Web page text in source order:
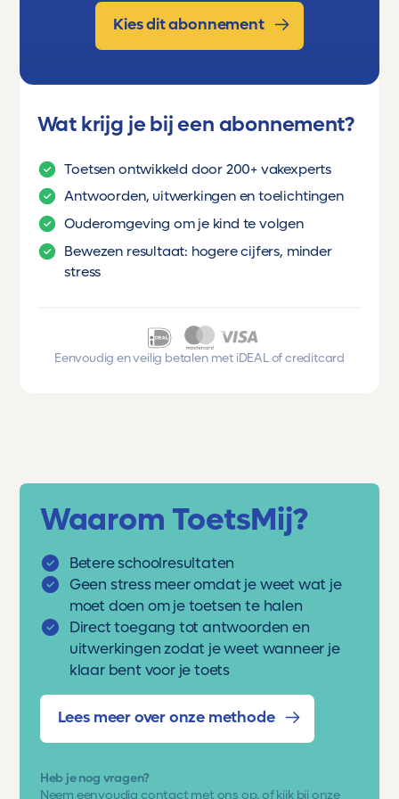
Kies dit abonnement
Wat krijg je bij een abonnement?
Toetsen ontwikkeld door 200+ vakexperts
Antwoorden, uitwerkingen en toelichtingen
Ouderomgeving om je kind te volgen
Bewezen resultaat: hogere cijfers, minder
stress
Eenvoudig en veilig betalen met iDEAL of creditcard
Waarom ToetsMij?
Betere schoolresultaten
Geen stress meer omdat je weet wat je
moet doen om je toetsen te halen
Direct toegang tot antwoorden en
uitwerkingen zodat je weet wanneer je
klaar bent voor je toets
Lees meer over onze methode
Heb je nog vragen?
Neem eenvoudig contact met ons op, of kijk bij onze